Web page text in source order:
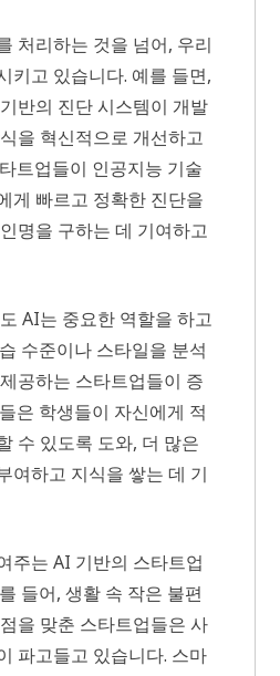
처리하는 것을 넘어, 우리
키고 있습니다. 예를 들면,
반의 진단 시스템이 개발
을 혁신적으로 개선하고
트업들이 인공지능 기술
게 빠르고 정확한 진단을
명을 구하는 데 기여하고
AI는 중요한 역할을 하고
수준이나 스타일을 분석
공하는 스타트업들이 증
은 학생들이 자신에게 적
수 있도록 도와, 더 많은
여하고 지식을 쌓는 데 기
주는 AI 기반의 스타트업
들어, 생활 속 작은 불편
을 맞춘 스타트업들은 사
파고들고 있습니다. 스마